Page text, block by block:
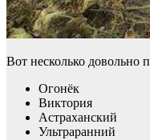
Вот несколько довольно
Огонёк
Виктория
Астраханский
Ультраранний